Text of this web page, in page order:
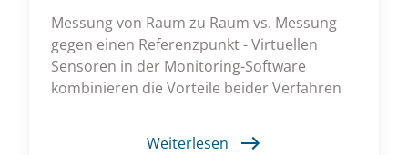
Messung von Raum zu Raum vs. Messung
gegen einen Referenzpunkt - Virtuellen
Sensoren in der Monitoring-Software
kombinieren die Vorteile beider Verfahren
Weiterlesen